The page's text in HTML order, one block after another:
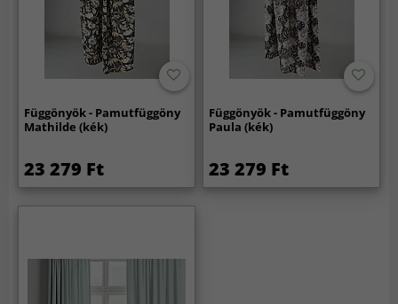
Függönyök - Pamutfüggöny
Mathilde (kék)
23 279 Ft
Függönyök - Pamutfüggöny
Paula (kék)
23 279 Ft